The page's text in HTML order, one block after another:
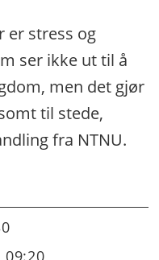
er stress og
ser ikke ut til å
men det gjør
til stede,
fra NTNU.
09:20